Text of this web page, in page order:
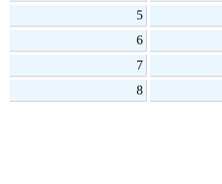
5
6
7
8